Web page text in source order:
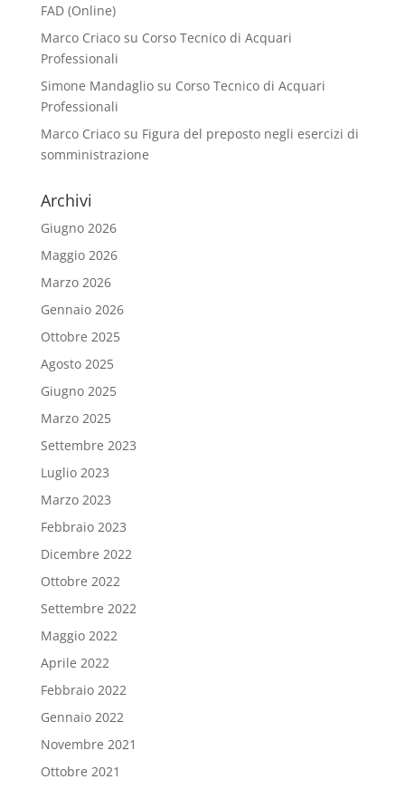
FAD (Online)
Marco Criacosu Corso Tecnico di Acquari
Professionali
Simone Mandagliosu Corso Tecnico di Acquari
Professionali
Marco Criacosu Figura del preposto negli esercizi di
somministrazione
Archivi
Giugno 2026
Maggio 2026
Marzo 2026
Gennaio 2026
Ottobre 2025
Agosto 2025
Giugno 2025
Marzo 2025
Settembre 2023
Luglio 2023
Marzo 2023
Febbraio 2023
Dicembre 2022
Ottobre 2022
Settembre 2022
Maggio 2022
Aprile 2022
Febbraio 2022
Gennaio 2022
Novembre 2021
Ottobre 2021